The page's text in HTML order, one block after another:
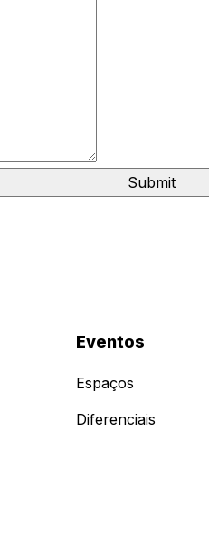
Eventos
Espaços
Diferenciais